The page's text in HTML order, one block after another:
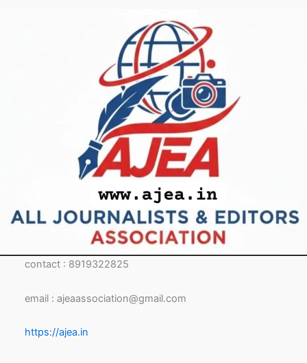
contact : 8919322825
email : ajeaassociation@gmail.com
https://ajea.in